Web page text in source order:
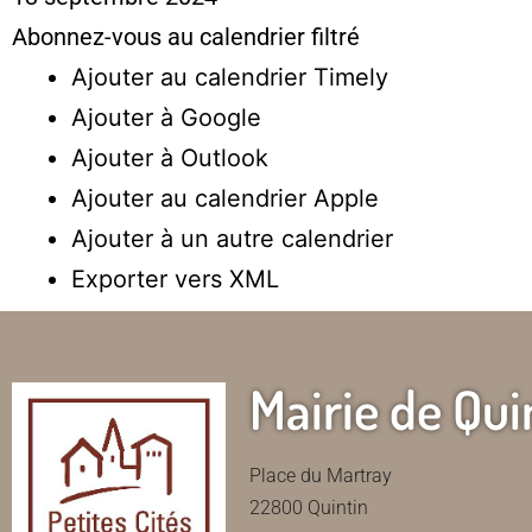
Abonnez-vous au calendrier filtré
Ajouter au calendrier Timely
Ajouter à Google
Ajouter à Outlook
Ajouter au calendrier Apple
Ajouter à un autre calendrier
Exporter vers XML
Mairie de
Place du Martray
22800 Quintin